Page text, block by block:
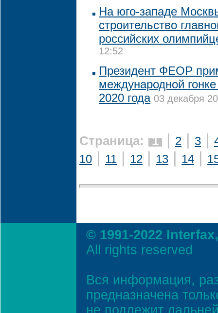
На юго-западе
строительство
российских
12:52
Президент ФЕОР
международной
2020 года 03 декабря
Страница: 1 2 3
10
11 12 13 14
© 1991-2022
All rights reserved
Вся информация,
предназначена
не подлежит